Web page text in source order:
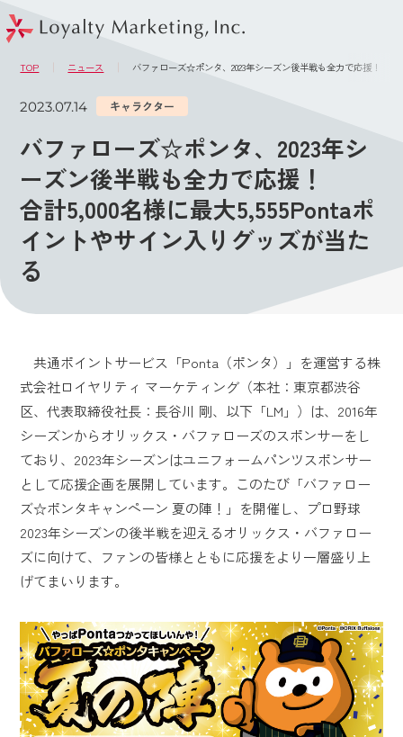
TOP ニュース バファローズ☆ポンタ、2023年シーズン後半戦も全力で応援！ 合
2023.07.14 キャラクター
バファローズ☆ポンタ、2023年シ
ーズン後半戦も全力で応援！
合計5,000名様に最大5,555Pontaポ
イントやサイン入りグッズが当た
る
共通ポイントサービス「Ponta（ポンタ）」を運営する株
式会社ロイヤリティ マーケティング（本社：東京都渋谷
区、代表取締役社長：長谷川 剛、以下「LM」）は、2016年
シーズンからオリックス・バファローズのスポンサーをし
ており、2023年シーズンはユニフォームパンツスポンサー
として応援企画を展開しています。このたび「バファロー
ズ☆ポンタキャンペーン 夏の陣！」を開催し、プロ野球
2023年シーズンの後半戦を迎えるオリックス・バファロー
ズに向けて、ファンの皆様とともに応援をより一層盛り上
げてまいります。